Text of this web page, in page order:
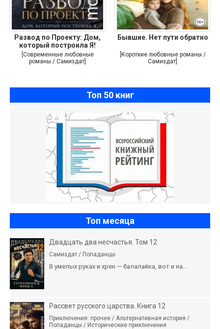
Развод по Проекту: Дом,
который построила Я!
[Современные любовные
романы / Самиздат]
Бывшие. Нет пути обратно
[Короткие любовные романы /
Самиздат]
Топ 50 книг
Топ месяца
Двадцать два несчастья. Том 12
Самиздат / Попаданцы
В умелых руках и хрен — балалайка, вот и на...
Рассвет русского царства. Книга 12
Приключения: прочее / Альтернативная история /
Попаданцы / Исторические приключения